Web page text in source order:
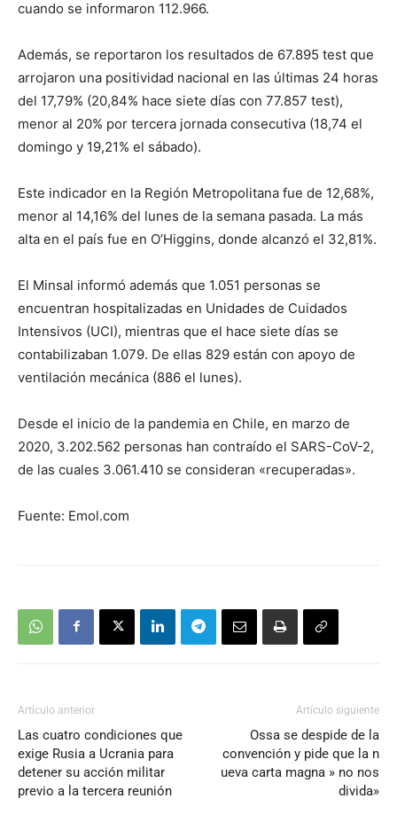
cuando se informaron 112.966.
Además, se reportaron los resultados de 67.895 test que
arrojaron una positividad nacional en las últimas 24 horas
del 17,79% (20,84% hace siete días con 77.857 test),
menor al 20% por tercera jornada consecutiva (18,74 el
domingo y 19,21% el sábado).
Este indicador en la Región Metropolitana fue de 12,68%,
menor al 14,16% del lunes de la semana pasada. La más
alta en el país fue en O’Higgins, donde alcanzó el 32,81%.
El Minsal informó además que 1.051 personas se
encuentran hospitalizadas en Unidades de Cuidados
Intensivos (UCI), mientras que el hace siete días se
contabilizaban 1.079. De ellas 829 están con apoyo de
ventilación mecánica (886 el lunes).
Desde el inicio de la pandemia en Chile, en marzo de
2020, 3.202.562 personas han contraído el SARS-CoV-2,
de las cuales 3.061.410 se consideran «recuperadas».
Fuente: Emol.com
Artículo anterior
Las cuatro condiciones que
exige Rusia a Ucrania para
detener su acción militar
previo a la tercera reunión
Artículo siguiente
Ossa se despide de la
convención y pide que la n
ueva carta magna » no nos
divida»